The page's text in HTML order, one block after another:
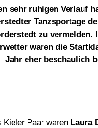
sehr ruhigen Verlauf
Tanzsportage
zu vermelden.
waren die
Jahr eher beschaulich
Kieler Paar waren Laura